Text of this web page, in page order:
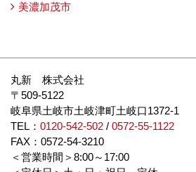
美濃加茂市
丸新 株式会社
〒509-5122
岐阜県土岐市土岐津町土岐口1372-1
TEL： 0120-542-502 / 0572-55-1122
FAX：0572-54-3210
＜営業時間＞8:00～17:00